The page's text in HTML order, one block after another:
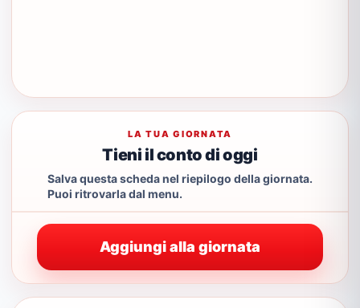
LA TUA GIORNATA
Tieni il conto di oggi
Salva questa scheda nel riepilogo della giornata.
Puoi ritrovarla dal menu.
Aggiungi alla giornata